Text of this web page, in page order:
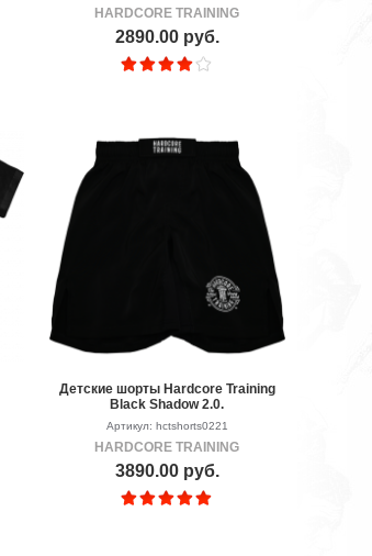
HARDCORE TRAINING
2890.00 руб.
Детские шорты Hardcore Training
Black Shadow 2.0.
Артикул: hctshorts0221
HARDCORE TRAINING
3890.00 руб.